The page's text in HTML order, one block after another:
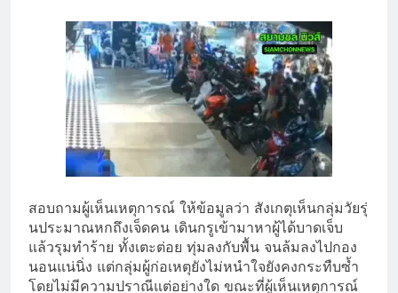
สอบถามผู้เห็นเหตุการณ์ ให้ข้อมูลว่า สังเกตุเห็นกลุ่มวัยรุ่
นประมาณหกถึงเจ็ดคน เดินกรูเข้ามาหาผู้ได้บาดเจ็บ
แล้วรุมทำร้าย ทั้งเตะต่อย ทุ่มลงกับพื้น จนล้มลงไปกอง
นอนแน่นิ่ง แต่กลุ่มผู้ก่อเหตุยังไม่หนำใจยังคงกระทืบซ้ำ
โดยไม่มีความปราณีแต่อย่างใด ขณะที่ผู้เห็นเหตุการณ์